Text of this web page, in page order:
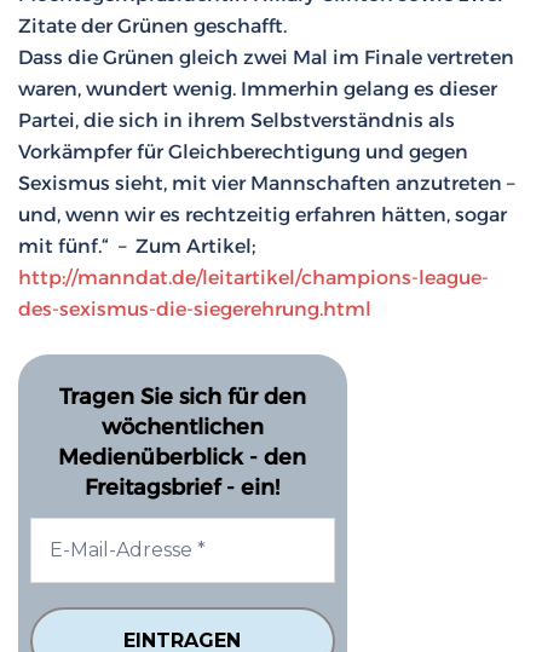
Zitate der Grünen geschafft.
Dass die Grünen gleich zwei Mal im Finale vertreten
waren, wundert wenig. Immerhin gelang es dieser
Partei, die sich in ihrem Selbstverständnis als
Vorkämpfer für Gleichberechtigung und gegen
Sexismus sieht, mit vier Mannschaften anzutreten –
und, wenn wir es rechtzeitig erfahren hätten, sogar
mit fünf.“ – Zum Artikel;
http://manndat.de/leitartikel/champions-league-
des-sexismus-die-siegerehrung.html
Tragen Sie sich für den
wöchentlichen
Medienüberblick - den
Freitagsbrief - ein!